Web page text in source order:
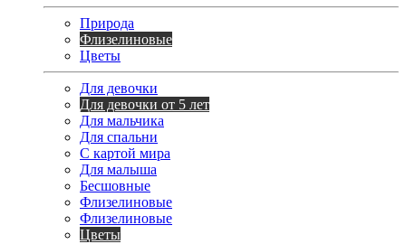
Природа
Флизелиновые
Цветы
Для девочки
Для девочки от 5 лет
Для мальчика
Для спальни
С картой мира
Для малыша
Бесшовные
Флизелиновые
Флизелиновые
Цветы